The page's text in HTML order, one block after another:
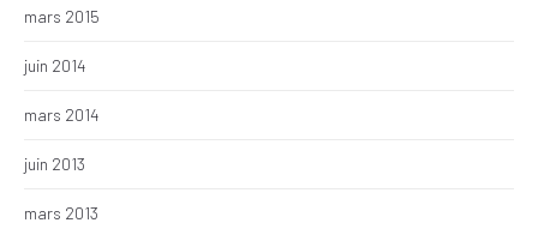
mars 2015
juin 2014
mars 2014
juin 2013
mars 2013